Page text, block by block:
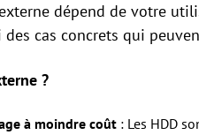
dépend de votre
cas concrets qui
?
à moindre coût : Les HDD